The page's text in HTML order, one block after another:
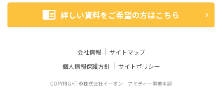
詳しい資料をご希望の方はこちら
会社情報
サイトマップ
個人情報保護方針
サイトポリシー
COPYRIGHT ©株式会社イーオン アミティー事業本部